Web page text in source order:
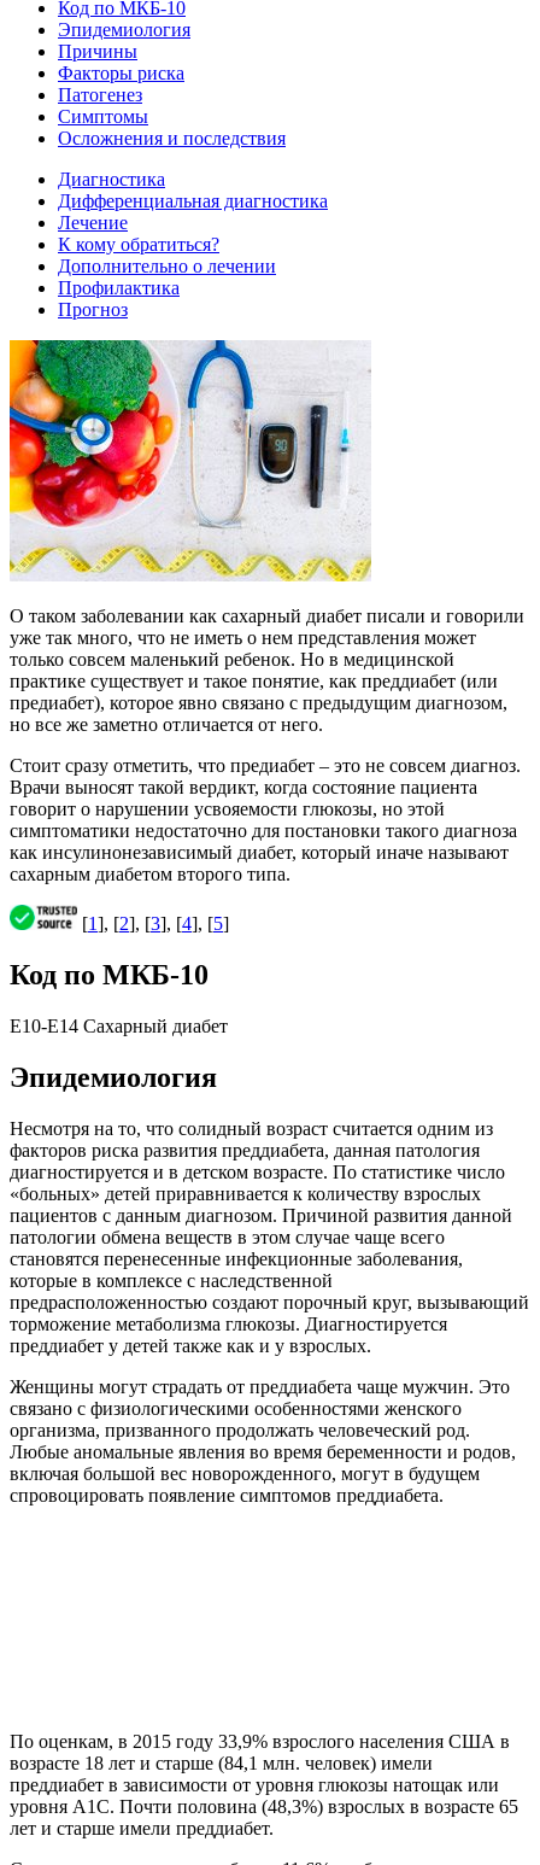
Код по МКБ-10
Эпидемиология
Причины
Факторы риска
Патогенез
Симптомы
Осложнения и последствия
Диагностика
Дифференциальная диагностика
Лечение
К кому обратиться?
Дополнительно о лечении
Профилактика
Прогноз
О таком заболевании как сахарный диабет писали и говорили
уже так много, что не иметь о нем представления может
только совсем маленький ребенок. Но в медицинской
практике существует и такое понятие, как преддиабет (или
предиабет), которое явно связано с предыдущим диагнозом,
но все же заметно отличается от него.
Стоит сразу отметить, что предиабет – это не совсем диагноз.
Врачи выносят такой вердикт, когда состояние пациента
говорит о нарушении усвояемости глюкозы, но этой
симптоматики недостаточно для постановки такого диагноза
как инсулинонезависимый диабет, который иначе называют
сахарным диабетом второго типа.
[1], [2], [3], [4], [5]
Код по МКБ-10
E10-E14 Сахарный диабет
Эпидемиология
Несмотря на то, что солидный возраст считается одним из
факторов риска развития преддиабета, данная патология
диагностируется и в детском возрасте. По статистике число
«больных» детей приравнивается к количеству взрослых
пациентов с данным диагнозом. Причиной развития данной
патологии обмена веществ в этом случае чаще всего
становятся перенесенные инфекционные заболевания,
которые в комплексе с наследственной
предрасположенностью создают порочный круг, вызывающий
торможение метаболизма глюкозы. Диагностируется
преддиабет у детей также как и у взрослых.
Женщины могут страдать от преддиабета чаще мужчин. Это
связано с физиологическими особенностями женского
организма, призванного продолжать человеческий род.
Любые аномальные явления во время беременности и родов,
включая большой вес новорожденного, могут в будущем
спровоцировать появление симптомов преддиабета.
По оценкам, в 2015 году 33,9% взрослого населения США в
возрасте 18 лет и старше (84,1 млн. человек) имели
преддиабет в зависимости от уровня глюкозы натощак или
уровня A1C. Почти половина (48,3%) взрослых в возрасте 65
лет и старше имели преддиабет.